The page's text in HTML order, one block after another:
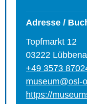
Adresse /
Topfmarkt 12
03222
+49 3573
museum@osl-
https://